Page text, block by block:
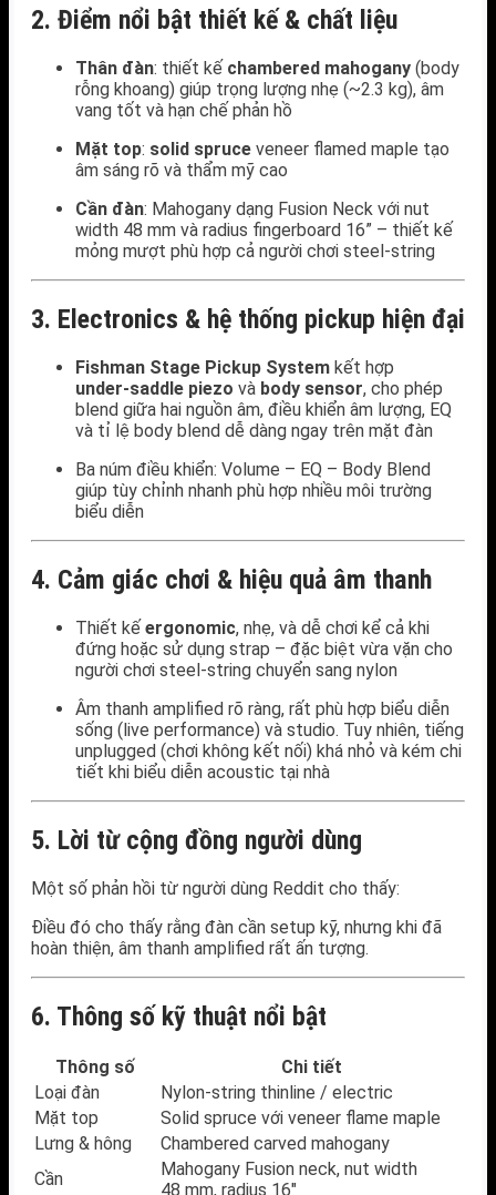
2. Điểm nổi bật thiết kế & chất liệu
Thân đàn: thiết kế chambered mahogany (body
rỗng khoang) giúp trọng lượng nhẹ (~2.3 kg), âm
vang tốt và hạn chế phản hồ
Mặt top: solid spruce veneer flamed maple tạo
âm sáng rõ và thẩm mỹ cao
Cần đàn: Mahogany dạng Fusion Neck với nut
width 48 mm và radius fingerboard 16” – thiết kế
mỏng mượt phù hợp cả người chơi steel‑string
3. Electronics & hệ thống pickup hiện đại
Fishman Stage Pickup System kết hợp
under‑saddle piezo và body sensor, cho phép
blend giữa hai nguồn âm, điều khiển âm lượng, EQ
và tỉ lệ body blend dễ dàng ngay trên mặt đàn
Ba núm điều khiển: Volume – EQ – Body Blend
giúp tùy chỉnh nhanh phù hợp nhiều môi trường
biểu diễn
4. Cảm giác chơi & hiệu quả âm thanh
Thiết kế ergonomic, nhẹ, và dễ chơi kể cả khi
đứng hoặc sử dụng strap – đặc biệt vừa vặn cho
người chơi steel-string chuyển sang nylon
Âm thanh amplified rõ ràng, rất phù hợp biểu diễn
sống (live performance) và studio. Tuy nhiên, tiếng
unplugged (chơi không kết nối) khá nhỏ và kém chi
tiết khi biểu diễn acoustic tại nhà
5. Lời từ cộng đồng người dùng
Một số phản hồi từ người dùng Reddit cho thấy:
Điều đó cho thấy rằng đàn cần setup kỹ, nhưng khi đã
hoàn thiện, âm thanh amplified rất ấn tượng.
6. Thông số kỹ thuật nổi bật
Thông số
Chi tiết
Loại đàn
Nylon-string thinline / electric
Mặt top
Solid spruce với veneer flame maple
Lưng & hông
Chambered carved mahogany
Cần
Mahogany Fusion neck, nut width
48 mm, radius 16″